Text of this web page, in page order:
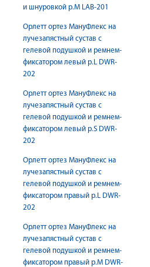
и шнуровкой р.М LAB-201
Орлетт ортез МануФлекс на
лучезапястный сустав с
гелевой подушкой и ремнем-
фиксатором левый р.L DWR-
202
Орлетт ортез МануФлекс на
лучезапястный сустав с
гелевой подушкой и ремнем-
фиксатором левый р.S DWR-
202
Орлетт ортез МануФлекс на
лучезапястный сустав с
гелевой подушкой и ремнем-
фиксатором правый р.L DWR-
202
Орлетт ортез МануФлекс на
лучезапястный сустав с
гелевой подушкой и ремнем-
фиксатором правый р.M DWR-